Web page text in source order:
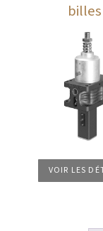
VOIR LES